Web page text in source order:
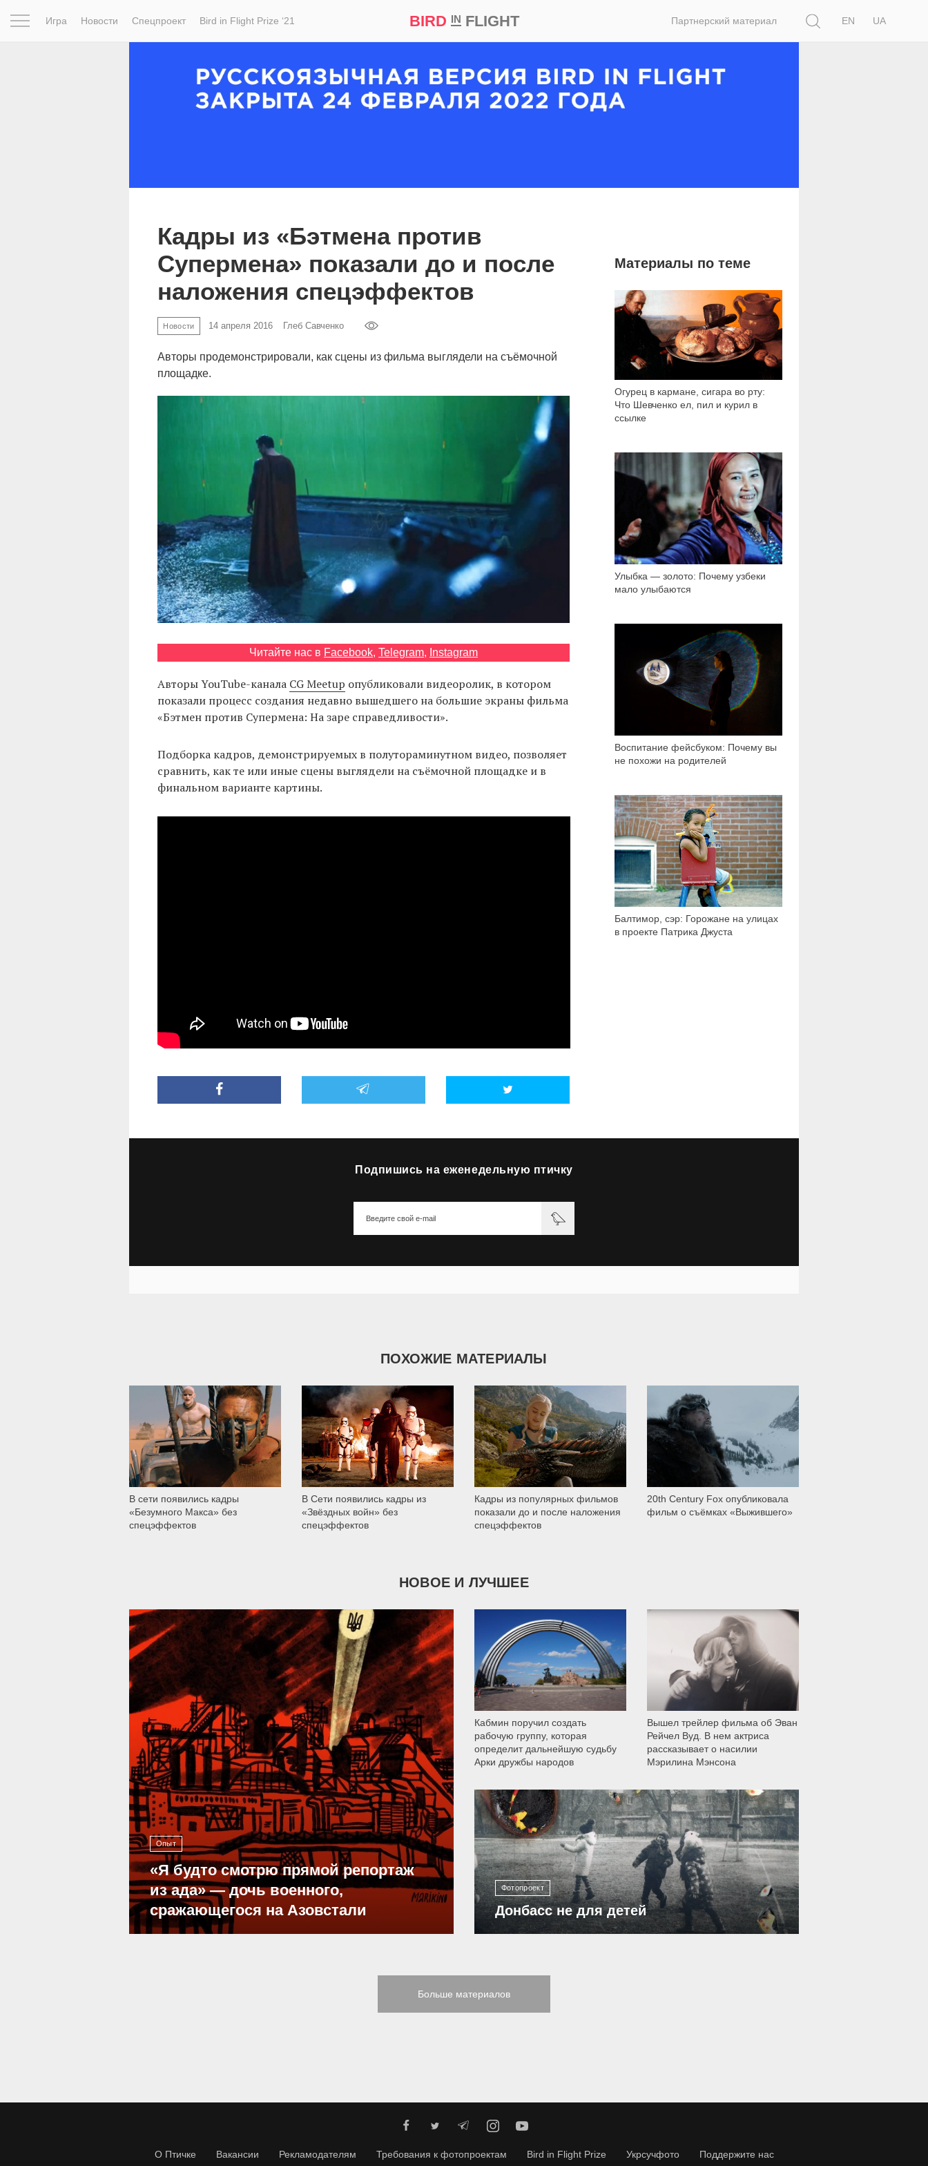
Игра Новости Спецпроект Bird in Flight Prize ‘21 BIRD INFLIGHT Партнерский материал
EN
UA
Кадры из «Бэтмена против
Супермена» показали до и после
наложения спецэффектов
Новости 14 апреля 2016 Глеб Савченко
Авторы продемонстрировали, как сцены из фильма выглядели на съёмочной
площадке.
Читайте нас в Facebook, Telegram, Instagram
Авторы YouTube-канала CG Meetup опубликовали видеоролик, в котором
показали процесс создания недавно вышедшего на большие экраны фильма
«Бэтмен против Супермена: На заре справедливости».
Подборка кадров, демонстрируемых в полутораминутном видео, позволяет
сравнить, как те или иные сцены выглядели на съёмочной площадке и в
финальном варианте картины.
Материалы по теме
Огурец в кармане, сигара во рту:
Что Шевченко ел, пил и курил в
ссылке
Улыбка — золото: Почему узбеки
мало улыбаются
Воспитание фейсбуком: Почему вы
не похожи на родителей
Балтимор, сэр: Горожане на улицах
в проекте Патрика Джуста
1 872
Подпишись на еженедельную птичку
ПОХОЖИЕ МАТЕРИАЛЫ
В сети появились кадры
«Безумного Макса» без
спецэффектов
6 372
В Сети появились кадры из
«Звёздных войн» без
спецэффектов
3 232
Кадры из популярных фильмов
показали до и после наложения
спецэффектов
3 726
20th Century Fox опубликовала
фильм о съёмках «Выжившего»
1 209
НОВОЕ И ЛУЧШЕЕ
Опыт
«Я будто смотрю прямой репортаж
из ада» — дочь военного,
сражающегося на Азовстали
39 292
Кабмин поручил создать
рабочую группу, которая
определит дальнейшую судьбу
Арки дружбы народов
9 787
Вышел трейлер фильма об Эван
Рейчел Вуд. В нем актриса
рассказывает о насилии
Мэрилина Мэнсона
Фотопроект
Донбасс не для детей
12 302
Больше материалов
О Птичке Вакансии Рекламодателям Требования к фотопроектам Bird in Flight Prize Укрсучфото Поддержите нас